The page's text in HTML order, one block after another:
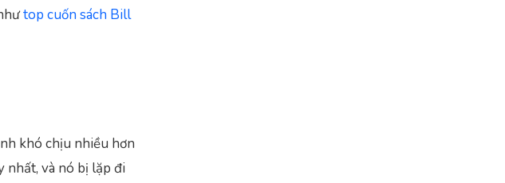
top cuốn sách Bill
khó chịu nhiều hơn
nhất, và nó bị lặp đi